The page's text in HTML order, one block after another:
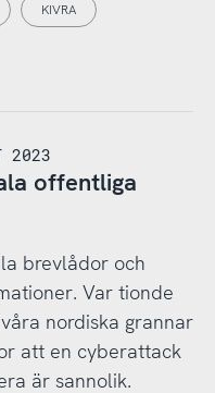
KIVRA
2023
offentliga
brevlådor och
Var tionde
nordiska grannar
att en cyberattack
är sannolik.